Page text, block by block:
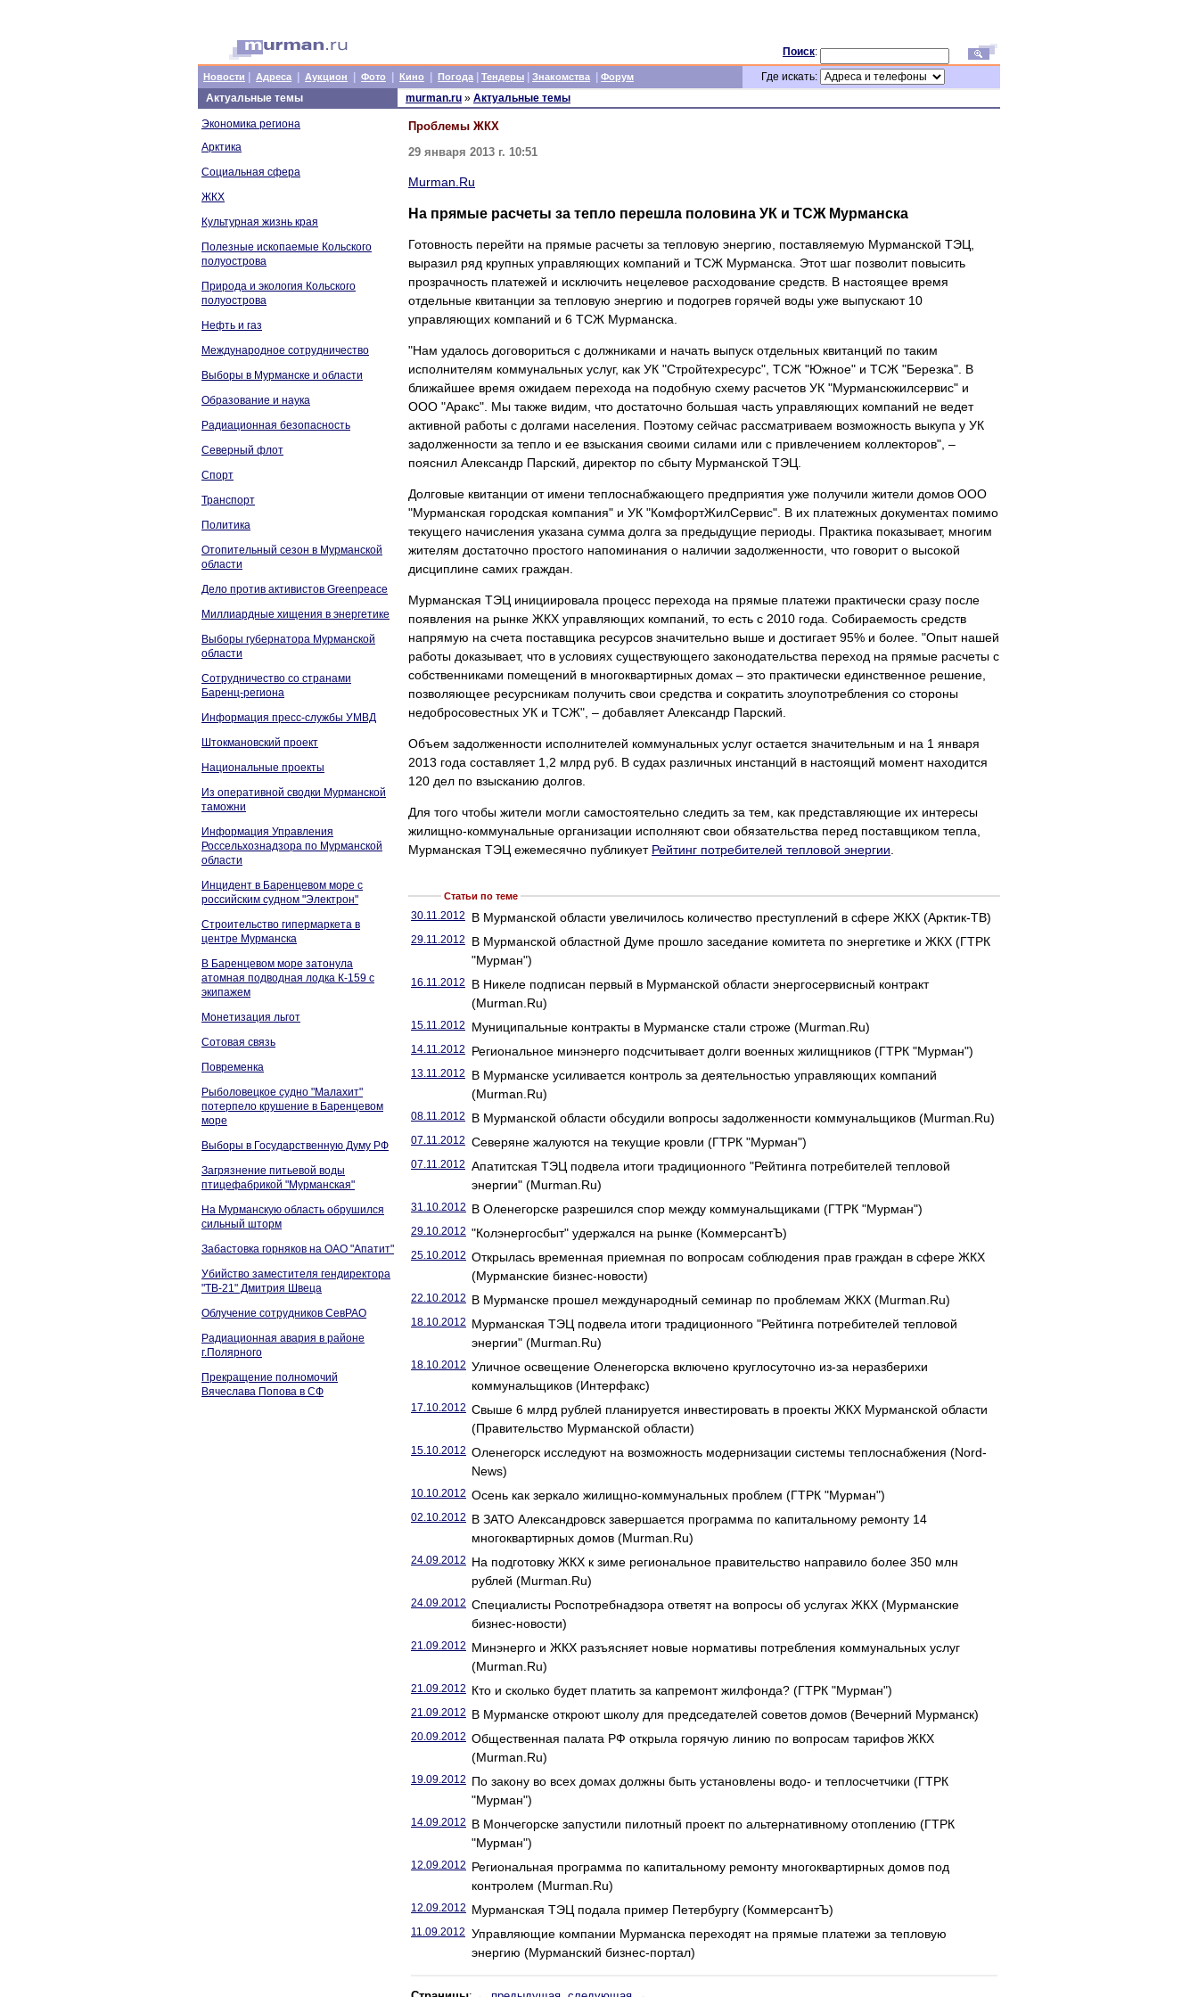
Поиск:
Новости Адреса Аукцион Фото Кино Погода Тендеры Знакомства Форум
Где искать:
Актуальные темы
Экономика региона
Арктика
Социальная сфера
ЖКХ
Культурная жизнь края
Полезные ископаемые Кольского
полуострова
Природа и экология Кольского
полуострова
Нефть и газ
Международное сотрудничество
Выборы в Мурманске и области
Образование и наука
Радиационная безопасность
Северный флот
Спорт
Транспорт
Политика
Отопительный сезон в Мурманской
области
Дело против активистов Greenpeace
Миллиардные хищения в энергетике
Выборы губернатора Мурманской
области
Сотрудничество со странами
Баренц-региона
Информация пресс-службы УМВД
Штокмановский проект
Национальные проекты
Из оперативной сводки Мурманской
таможни
Информация Управления
Россельхознадзора по Мурманской
области
Инцидент в Баренцевом море с
российским судном "Электрон"
Строительство гипермаркета в
центре Мурманска
В Баренцевом море затонула
атомная подводная лодка К-159 с
экипажем
Монетизация льгот
Сотовая связь
Повременка
Рыболовецкое судно "Малахит"
потерпело крушение в Баренцевом
море
Выборы в Государственную Думу РФ
Загрязнение питьевой воды
птицефабрикой "Мурманская"
На Мурманскую область обрушился
сильный шторм
Забастовка горняков на ОАО "Апатит"
Убийство заместителя гендиректора
"ТВ-21" Дмитрия Швеца
Облучение сотрудников СевРАО
Радиационная авария в районе
г.Полярного
Прекращение полномочий
Вячеслава Попова в СФ
murman.ru » Актуальные темы
Проблемы ЖКХ
29 января 2013 г. 10:51
Murman.Ru
На прямые расчеты за тепло перешла половина УК и ТСЖ Мурманска
Готовность перейти на прямые расчеты за тепловую энергию, поставляемую Мурманской ТЭЦ,
выразил ряд крупных управляющих компаний и ТСЖ Мурманска. Этот шаг позволит повысить
прозрачность платежей и исключить нецелевое расходование средств. В настоящее время
отдельные квитанции за тепловую энергию и подогрев горячей воды уже выпускают 10
управляющих компаний и 6 ТСЖ Мурманска.
"Нам удалось договориться с должниками и начать выпуск отдельных квитанций по таким
исполнителям коммунальных услуг, как УК "Стройтехресурс", ТСЖ "Южное" и ТСЖ "Березка". В
ближайшее время ожидаем перехода на подобную схему расчетов УК "Мурманскжилсервис" и
ООО "Аракс". Мы также видим, что достаточно большая часть управляющих компаний не ведет
активной работы с долгами населения. Поэтому сейчас рассматриваем возможность выкупа у УК
задолженности за тепло и ее взыскания своими силами или с привлечением коллекторов", –
пояснил Александр Парский, директор по сбыту Мурманской ТЭЦ.
Долговые квитанции от имени теплоснабжающего предприятия уже получили жители домов ООО
"Мурманская городская компания" и УК "КомфортЖилСервис". В их платежных документах помимо
текущего начисления указана сумма долга за предыдущие периоды. Практика показывает, многим
жителям достаточно простого напоминания о наличии задолженности, что говорит о высокой
дисциплине самих граждан.
Мурманская ТЭЦ инициировала процесс перехода на прямые платежи практически сразу после
появления на рынке ЖКХ управляющих компаний, то есть с 2010 года. Собираемость средств
напрямую на счета поставщика ресурсов значительно выше и достигает 95% и более. "Опыт нашей
работы доказывает, что в условиях существующего законодательства переход на прямые расчеты с
собственниками помещений в многоквартирных домах – это практически единственное решение,
позволяющее ресурсникам получить свои средства и сократить злоупотребления со стороны
недобросовестных УК и ТСЖ", – добавляет Александр Парский.
Объем задолженности исполнителей коммунальных услуг остается значительным и на 1 января
2013 года составляет 1,2 млрд руб. В судах различных инстанций в настоящий момент находится
120 дел по взысканию долгов.
Для того чтобы жители могли самостоятельно следить за тем, как представляющие их интересы
жилищно-коммунальные организации исполняют свои обязательства перед поставщиком тепла,
Мурманская ТЭЦ ежемесячно публикует Рейтинг потребителей тепловой энергии
Статьи по теме
30.11.2012 В Мурманской области увеличилось количество преступлений в сфере ЖКХ (Арктик-ТВ)
29.11.2012
В Мурманской областной Думе прошло заседание комитета по энергетике и ЖКХ (ГТРК
"Мурман")
16.11.2012
В Никеле подписан первый в Мурманской области энергосервисный контракт
(Murman.Ru)
15.11.2012 Муниципальные контракты в Мурманске стали строже (Murman.Ru)
14.11.2012 Региональное минэнерго подсчитывает долги военных жилищников (ГТРК "Мурман")
13.11.2012
В Мурманске усиливается контроль за деятельностью управляющих компаний
(Murman.Ru)
08.11.2012 В Мурманской области обсудили вопросы задолженности коммунальщиков (Murman.Ru)
07.11.2012 Северяне жалуются на текущие кровли (ГТРК "Мурман")
07.11.2012 Апатитская ТЭЦ подвела итоги традиционного "Рейтинга потребителей тепловой
энергии" (Murman.Ru)
31.10.2012 В Оленегорске разрешился спор между коммунальщиками (ГТРК "Мурман")
29.10.2012 "Колэнергосбыт" удержался на рынке (КоммерсантЪ)
25.10.2012 Открылась временная приемная по вопросам соблюдения прав граждан в сфере ЖКХ
(Мурманские бизнес-новости)
22.10.2012 В Мурманске прошел международный семинар по проблемам ЖКХ (Murman.Ru)
18.10.2012 Мурманская ТЭЦ подвела итоги традиционного "Рейтинга потребителей тепловой
энергии" (Murman.Ru)
18.10.2012 Уличное освещение Оленегорска включено круглосуточно из-за неразберихи
коммунальщиков (Интерфакс)
17.10.2012 Свыше 6 млрд рублей планируется инвестировать в проекты ЖКХ Мурманской области
(Правительство Мурманской области)
15.10.2012 Оленегорск исследуют на возможность модернизации системы теплоснабжения (Nord-
News)
10.10.2012 Осень как зеркало жилищно-коммунальных проблем (ГТРК "Мурман")
02.10.2012 В ЗАТО Александровск завершается программа по капитальному ремонту 14
многоквартирных домов (Murman.Ru)
24.09.2012 На подготовку ЖКХ к зиме региональное правительство направило более 350 млн
рублей (Murman.Ru)
24.09.2012 Специалисты Роспотребнадзора ответят на вопросы об услугах ЖКХ (Мурманские
бизнес-новости)
21.09.2012 Минэнерго и ЖКХ разъясняет новые нормативы потребления коммунальных услуг
(Murman.Ru)
21.09.2012 Кто и сколько будет платить за капремонт жилфонда? (ГТРК "Мурман")
21.09.2012 В Мурманске откроют школу для председателей советов домов (Вечерний Мурманск)
20.09.2012 Общественная палата РФ открыла горячую линию по вопросам тарифов ЖКХ
(Murman.Ru)
19.09.2012 По закону во всех домах должны быть установлены водо- и теплосчетчики (ГТРК
"Мурман")
14.09.2012 В Мончегорске запустили пилотный проект по альтернативному отоплению (ГТРК
"Мурман")
12.09.2012 Региональная программа по капитальному ремонту многоквартирных домов под
контролем (Murman.Ru)
12.09.2012 Мурманская ТЭЦ подала пример Петербургу (КоммерсантЪ)
11.09.2012 Управляющие компании Мурманска переходят на прямые платежи за тепловую
энергию (Мурманский бизнес-портал)